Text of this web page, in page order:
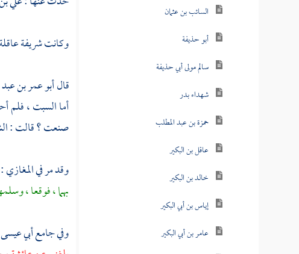
السائب بن عثمان
أبو حذيفة
سالم مولى أبي حذيفة
شهداء بدر
حمزة بن عبد المطلب
عاقل بن البكير
خالد بن البكير
إياس بن أبي البكير
عامر بن أبي البكير
وكانت شريفة
قالأبو عمر بن عبد
أما السبت ، فلم
صنعت ؟ قالت :
وقد مر في
بهما ، ‌‌‌فوقعا ،
وفي جامعأبي عيسى